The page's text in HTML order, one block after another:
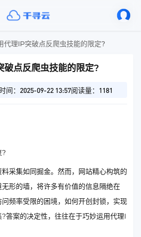
代理IP突破点反爬虫技能的限定?
破点反爬虫技能的限定?
间：2025-09-22 13:57阅读量：1181
?
采集如同掘金。然而，网站精心构筑的
形的墙，将许多有价值的信息隔绝在
频率受限的困境，如何开创封锁，实现
答案的决定性，往往在于巧妙运用代理I